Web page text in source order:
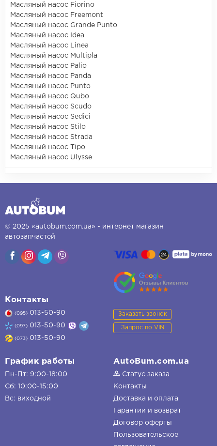
Масляный насос Fiorino
Масляный насос Freemont
Масляный насос Grande Punto
Масляный насос Idea
Масляный насос Linea
Масляный насос Multipla
Масляный насос Palio
Масляный насос Panda
Масляный насос Punto
Масляный насос Qubo
Масляный насос Scudo
Масляный насос Sedici
Масляный насос Stilo
Масляный насос Strada
Масляный насос Tipo
Масляный насос Ulysse
© 2025 «autobum.com.ua» - интернет магазин
автозапчастей
Контакты
(095) 013-50-90
(097) 013-50-90
(073) 013-50-90
Заказать звонок
Запрос по VIN
График работы
Пн-Пт: 9:00-18:00
Сб: 10:00-15:00
Вс: виходной
AutoBum.com.ua
Статус заказа
Контакты
Доставка и оплата
Гарантии и возврат
Договор оферты
Пользовательское